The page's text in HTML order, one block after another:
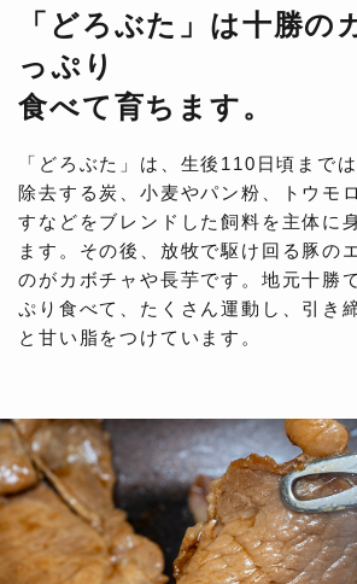
「どろぶた」は十勝の
っぷり
食べて育ちます。
「どろぶた」は、生後110日頃まで
除去する炭、小麦やパン粉、トウモ
すなどをブレンドした飼料を主体に
ます。その後、放牧で駆け回る豚の
のがカボチャや長芋です。地元十勝
ぷり食べて、たくさん運動し、引き
と甘い脂をつけています。